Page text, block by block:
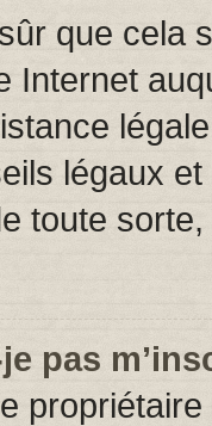
que cela
Internet
légaux
toute
pas